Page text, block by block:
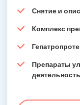
Снятие и
Комплекс
Препараты
деятельность